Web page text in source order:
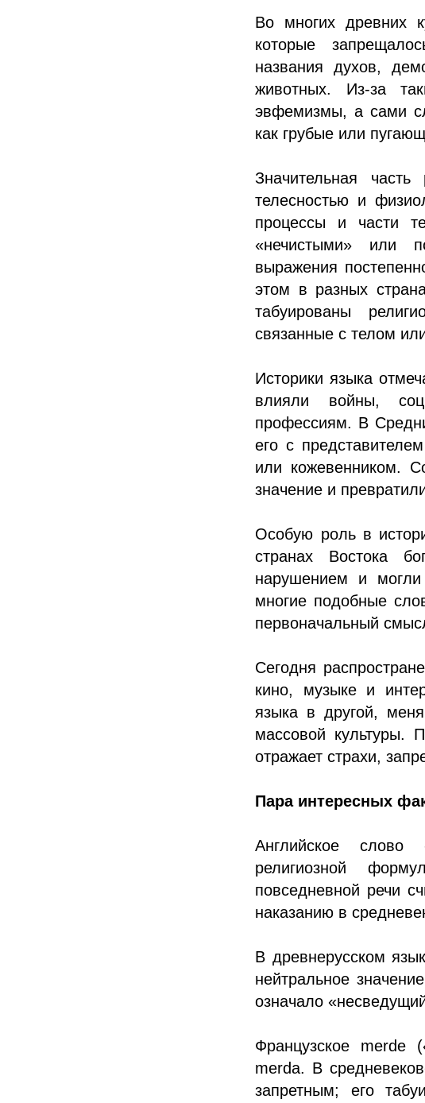
Во многих древних
которые
названия духов,
животных. Из-за
эвфемизмы, а сами
как грубые или
Значительная
телесностью и
процессы и части
«нечистыми» или
выражения
этом в разных
табуированы
связанные с телом
Историки языка
влияли войны,
профессиям. В
его с
или кожевенником.
значение и
Особую роль в
странах Востока
нарушением и могли
многие подобные
первоначальный
Сегодня
кино, музыке и
языка в другой,
массовой культуры.
отражает страхи,
Пара интересных
Английское слово
религиозной
повседневной речи
наказанию в
В древнерусском
нейтральное
означало
Французское merde
merda. В
запретным; его